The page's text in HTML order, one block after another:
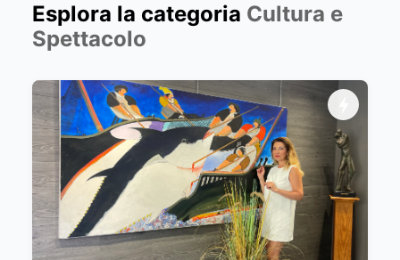
Esplora la categoria Cultura e
Spettacolo